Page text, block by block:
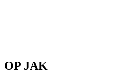
OP JAK